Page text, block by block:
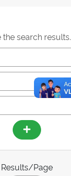
search results.
Results/Page